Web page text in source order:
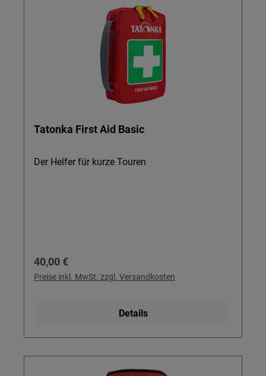
Tatonka First Aid Basic
Der Helfer für kurze Touren
Regulärer Preis:
40,00 €
Preise inkl. MwSt. zzgl. Versandkosten
Details